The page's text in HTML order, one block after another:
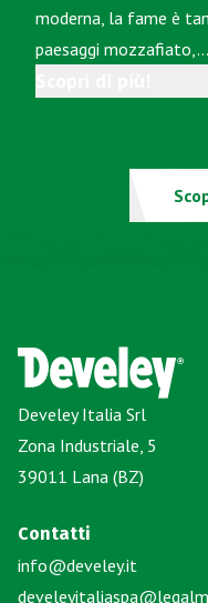
moderna, la fame è
paesaggi mozzafiato,…
Develey Italia Srl
Zona Industriale, 5
39011 Lana (BZ)
Contatti
info@develey.it